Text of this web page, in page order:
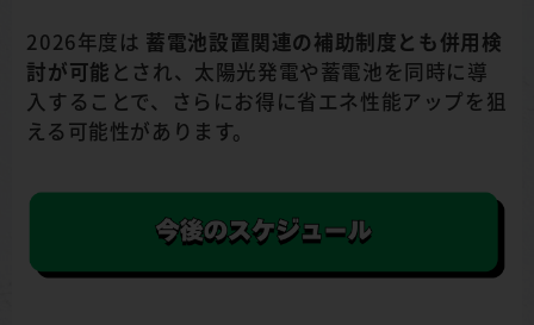
2026年度は 蓄電池設置関連の補助制度とも併用検
討が可能 とされ、太陽光発電や蓄電池を同時に導
入することで、さらにお得に省エネ性能アップを狙
える可能性があります。